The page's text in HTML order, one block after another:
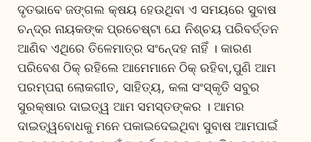
ଦୃତଭାବେ ଜଙ୍ଗଲ କ୍ଷୟ ହେଉଥିବା ଏ ସମୟରେ ସୁବାଷ
ଚନ୍ଦ୍ର ନାୟକଙ୍କ ପ୍ରଚେଷ୍ଟା ଯେ ନିଶ୍ଚୟ ପରିବର୍ତ୍ତନ
ଆଣିବ ଏଥିରେ ତିଳେମାତ୍ର ସଂନେ୍ଦହ ନାହିଁ । କାରଣ
ପରିବେଶ ଠିକ୍ ରହିଲେ ଆମେମାନେ ଠିକ୍ ରହିବା,ପୁଣି ଆମ
ପରମ୍ପରା ଲୋକଗୀତ, ସାହିତ୍ୟ, କଳା ସଂସ୍କୃତି ସବୁର
ସୁରକ୍ଷାର ଦାଇତ୍ୱ ଆମ ସମସ୍ତଙ୍କର । ଆମର
ଦାଇତ୍ୱବୋଧକୁ ମନେ ପକାଇଦେଇଥିବା ସୁବାଷ ଆମପାଇଁ